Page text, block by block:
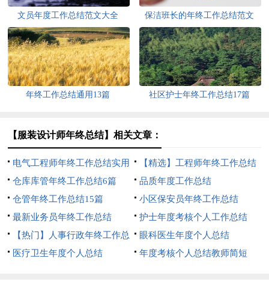
文员年度工作总结范文大全 保洁班长的年终工作总结范文
年终工作总结通用13篇 社区护士年终工作总结17篇
【服装设计师年终总结】相关文章：
电气工程师年终工作总结实用
5篇
【精选】工程师年终工作总结
3篇
仓库库管年终工作总结6篇
品质年度工作总结
仓管年终工作总结15篇
小区保安员年终工作总结
最新业务员年终工作总结
护士年度考核个人工作总结
【热门】人事行政年终工作总
结3篇
眼科医生年度个人总结
医疗卫生年度个人总结
年度考核个人总结教师简短